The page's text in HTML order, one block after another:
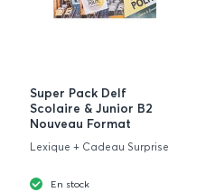
Super Pack Delf
Scolaire & Junior Β2
Nouveau Format
Lexique + Cadeau Surprise
En stock